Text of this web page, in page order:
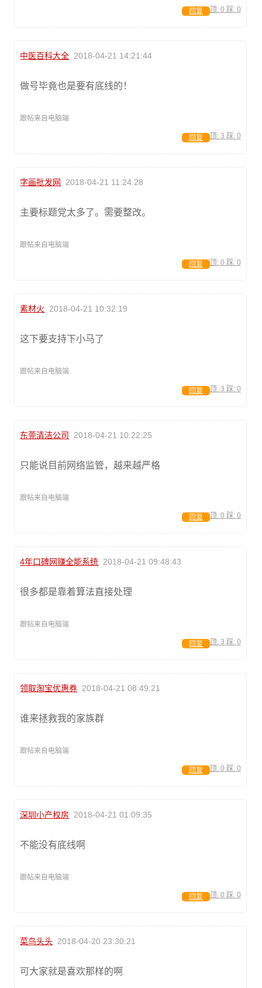
顶: 0 踩: 0
回复
中医百科大全 2018-04-21 14:21:44
做号毕竟也是要有底线的！
跟帖来自电脑端
顶: 3 踩: 0
回复
字画批发网 2018-04-21 11:24:28
主要标题党太多了。需要整改。
跟帖来自电脑端
顶: 0 踩: 0
回复
素材火 2018-04-21 10:32:19
这下要支持下小马了
跟帖来自电脑端
顶: 3 踩: 0
回复
东莞清洁公司 2018-04-21 10:22:25
只能说目前网络监管，越来越严格
跟帖来自电脑端
顶: 0 踩: 0
回复
4年口碑网赚全能系统 2018-04-21 09:48:43
很多都是靠着算法直接处理
跟帖来自电脑端
顶: 3 踩: 0
回复
领取淘宝优惠券 2018-04-21 08:49:21
谁来拯救我的家族群
跟帖来自电脑端
顶: 0 踩: 0
回复
深圳小产权房 2018-04-21 01:09:35
不能没有底线啊
跟帖来自电脑端
顶: 0 踩: 0
回复
菜鸟头头 2018-04-20 23:30:21
可大家就是喜欢那样的啊